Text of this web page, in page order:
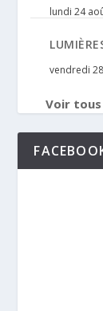
lundi 24
vendredi
Voir tous